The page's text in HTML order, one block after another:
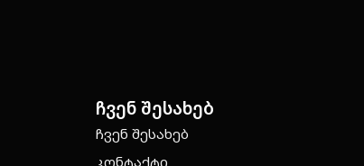
ჩვენ შესახებ
ჩვენ შესახებ
კონტაქტი